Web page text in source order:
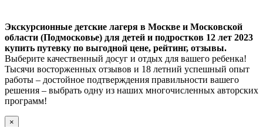
Экскурсионные детские лагеря в Москве и Московской
области (Подмосковье) для детей и подростков 12 лет 2023
купить путевку по выгодной цене, рейтинг, отзывы.
Выберите качественный досуг и отдых для вашего ребенка!
Тысячи восторженных отзывов и 18 летний успешный опыт
работы – достойное подтверждения правильности вашего
решения – выбрать одну из наших многочисленных авторских
программ!
×